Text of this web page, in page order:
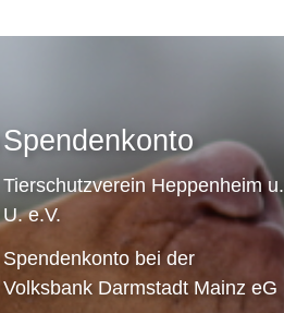
Spendenkonto
Tierschutzverein Heppenheim u.
U. e.V.
Spendenkonto bei der
Volksbank Darmstadt Mainz eG